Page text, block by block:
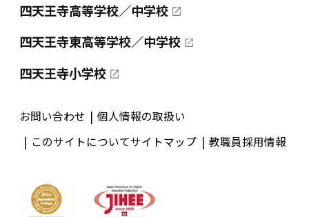
四天王寺高等学校／中学校
四天王寺東高等学校／中学校
四天王寺小学校
お問い合わせ
個人情報の取扱い
このサイトについてサイトマップ 教職員採用情報